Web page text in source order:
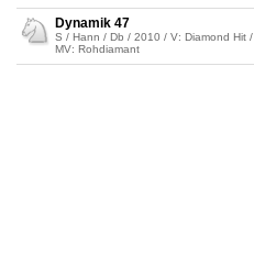
Dynamik 47
S / Hann / Db / 2010 / V: Diamond Hit /
MV: Rohdiamant